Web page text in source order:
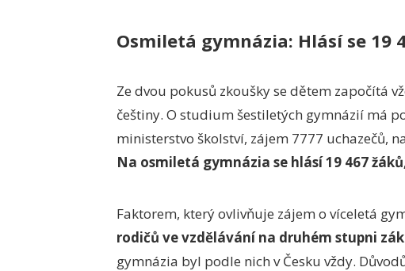
Osmiletá gymnázia: Hlásí se 19
Ze dvou pokusů zkoušky se dětem započítá
češtiny. O studium šestiletých gymnázií má
ministerstvo školství, zájem 7777 uchazečů,
Na osmiletá gymnázia se hlásí 19 467
Faktorem, který ovlivňuje zájem o víceletá
rodičů ve vzdělávání na druhém stupni
gymnázia byl podle nich v Česku vždy.